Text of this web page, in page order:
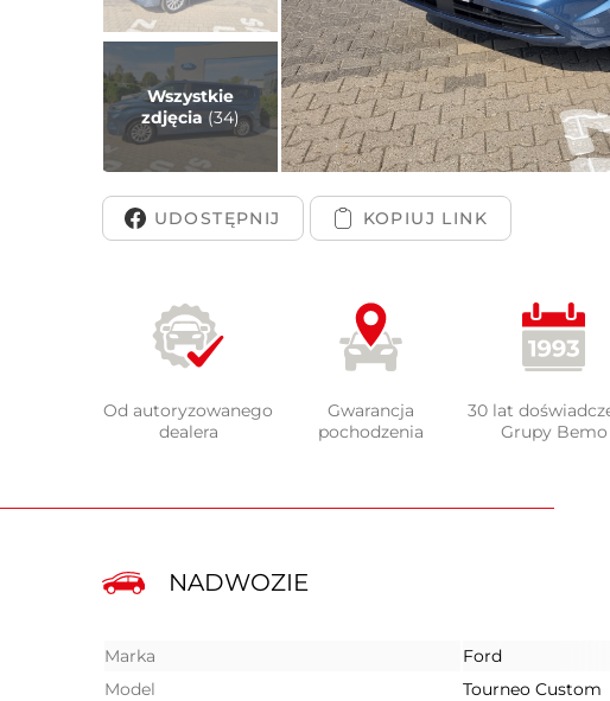
Wszystkie
zdjęcia (34)
UDOSTĘPNIJ
Od autoryzowanego
dealera
Gwarancja
pochodzenia
30 lat
Grupy Bemo
NADWOZIE
Marka
Ford
Model
Tourneo Custom